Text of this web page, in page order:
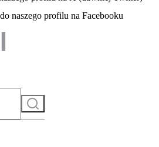
karcie
się w nowej karcie
naszego profilu na Facebooku
Szukaj
do serwisu